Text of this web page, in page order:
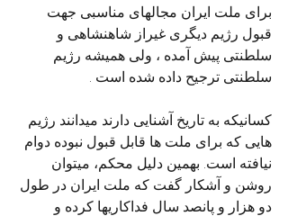
برای ملت ایران مجالهای مناسبی جهت
قبول رژیم دیگری غیراز شاهنشاهی و
سلطنتی پیش آمده ، ولی همیشه رژیم
سلطنتی ترجیح داده شده است .
کسانیکه به تاریخ آشنایی دارند میدانند رژیم
هایی که برای ملت ها قابل قبول نبوده دوام
نیافته است. بهمین دلیل محکم، میتوان
روشن و آشکار گفت که ملت ایران در طول
دو هزار و پانصد سال فداکاریها کرده و